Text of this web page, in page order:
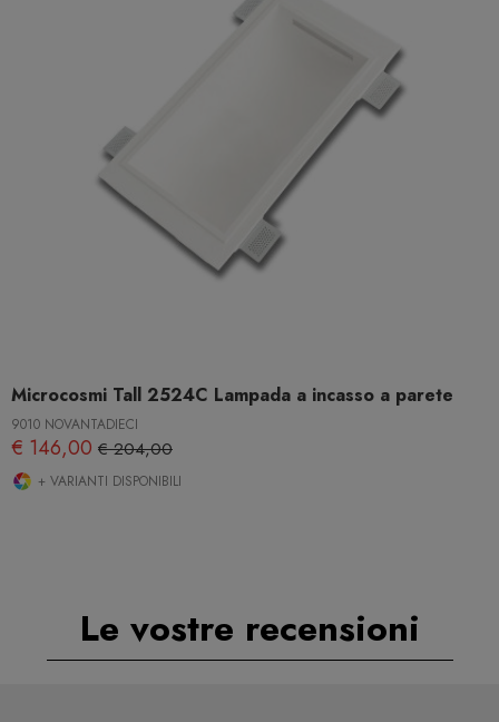
Microcosmi Tall 2524C Lampada a incasso a parete
9010 NOVANTADIECI
€ 146,00 € 204,00
+ VARIANTI DISPONIBILI
Le vostre recensioni